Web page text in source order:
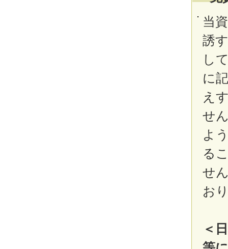
当
誘
し
に
え
せ
よ
る
せ
お
＜